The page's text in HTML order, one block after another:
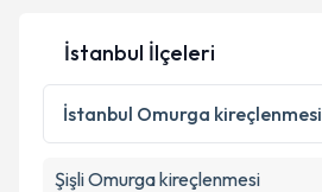
İstanbul İlçeleri
İstanbul Omurga kireçlenmesi
ŞişliOmurga kireçlenmesi